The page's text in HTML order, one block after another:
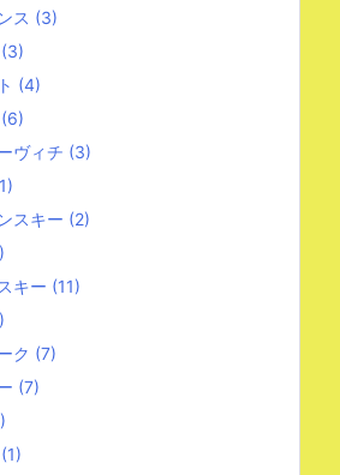
ス (3)
(3)
(4)
(6)
ヴィチ (3)
スキー (2)
キー (11)
ク (7)
(7)
(1)